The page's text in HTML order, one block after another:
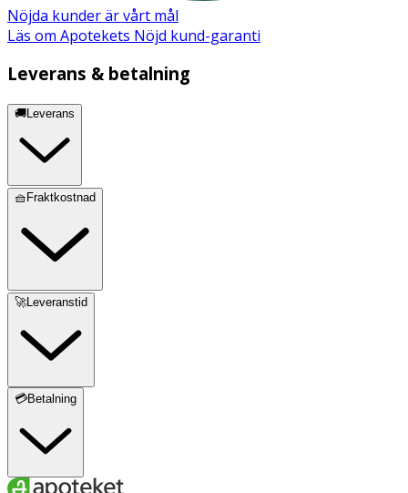
Nöjda kunder är vårt mål
Läs om Apotekets Nöjd kund-garanti
Leverans & betalning
🚚Leverans
🧺Fraktkostnad
🚀Leveranstid
💳Betalning